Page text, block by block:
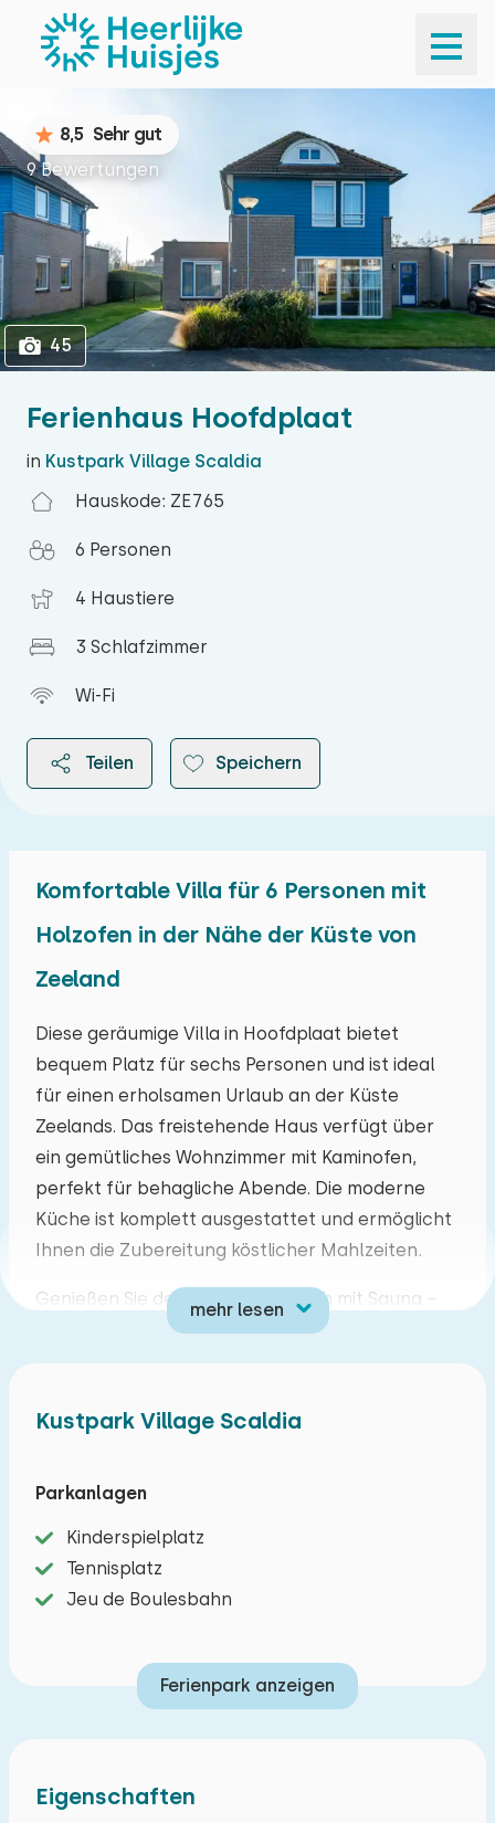
1
Ferienhaus Hoofdplaat
in Kustpark Village Scaldia
Hauskode: ZE765
6 Personen
4 Haustiere
3 Schlafzimmer
Wi-Fi
Teilen Speichern
8,5 Sehr gut
9 Bewertungen
45
Komfortable Villa für 6 Personen mit
Holzofen in der Nähe der Küste von
Zeeland
Diese geräumige Villa in Hoofdplaat bietet
bequem Platz für sechs Personen und ist ideal
für einen erholsamen Urlaub an der Küste
Zeelands. Das freistehende Haus verfügt über
ein gemütliches Wohnzimmer mit Kaminofen,
perfekt für behagliche Abende. Die moderne
Küche ist komplett ausgestattet und ermöglicht
Ihnen die Zubereitung köstlicher Mahlzeiten.
Genießen Sie den Wellnessbereich mit Sauna –
ideal zum Entspannen nach einem aktiven Tag.
Die drei Schlafzimmer sind geräumig und
Stauraum. Zwei Badezimmer sorgen für
Ihres Aufenthalts.
Der komplett umzäunte Garten mit Terrasse und
Grillplatz lädt zum Sonnenbaden ein. Der
Ferienpark selbst bietet diverse
Wanderungen und Radtouren durch die
Sie die vielfältigen Freizeitmöglichkeiten der
mehr lesen
Mo Di Mi Do Fr Sa
27 28 29 30 31 01 02
03 04 05 06 07 08 09
10 11 12 13 14 15 16
17 18 19 20 21 22 23
Eigenschaften
Kustpark Village Scaldia
Parkanlagen
Kinderspielplatz
Tennisplatz
Jeu de Boulesbahn
Ferienpark anzeigen